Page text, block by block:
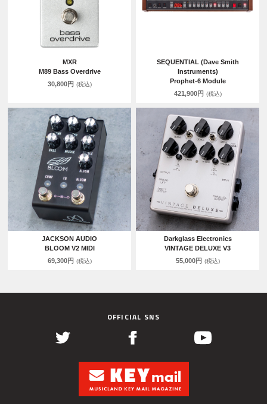
MXR
M89 Bass Overdrive
30,800円 (税込)
SEQUENTIAL (Dave Smith
Instruments)
Prophet-6 Module
421,900円 (税込)
JACKSON AUDIO
BLOOM V2 MIDI
69,300円 (税込)
Darkglass Electronics
VINTAGE DELUXE V3
55,000円 (税込)
OFFICIAL SNS